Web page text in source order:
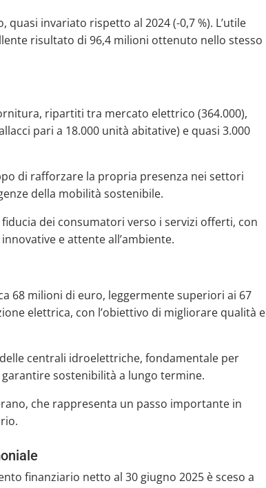
quasi invariato rispetto al 2024 (-0,7 %). L’utile
risultato di 96,4 milioni ottenuto nello stesso
ripartiti tra mercato elettrico (364.000),
pari a 18.000 unità abitative) e quasi 3.000
di rafforzare la propria presenza nei settori
della mobilità sostenibile.
dei consumatori verso i servizi offerti, con
e attente all’ambiente.
68 milioni di euro, leggermente superiori ai 67
elettrica, con l’obiettivo di migliorare qualità e
centrali idroelettriche, fondamentale per
sostenibilità a lungo termine.
che rappresenta un passo importante in
finanziario netto al 30 giugno 2025 è sceso a